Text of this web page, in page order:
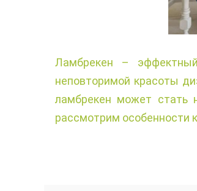
Ламбрекен –
неповторимой красоты
ламбрекен может стать
рассмотрим особенности